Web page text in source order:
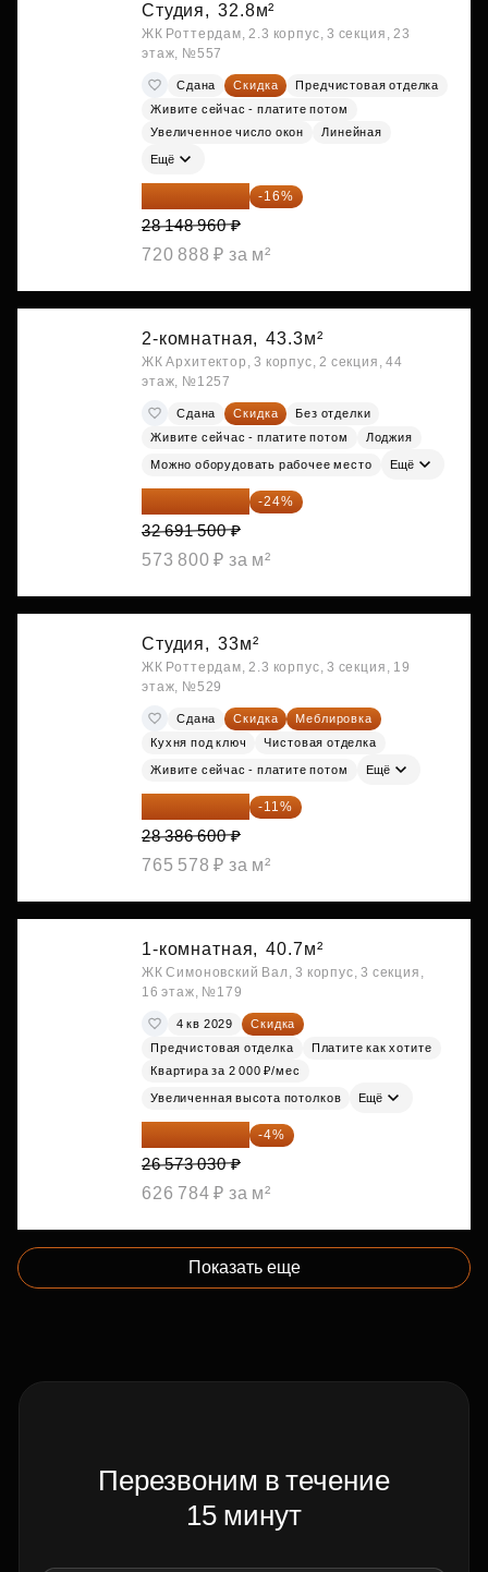
Студия, 32.8м²
ЖК Роттердам, 2.3 корпус, 3 секция, 23
этаж, №557
Сдана Скидка
Предчистовая отделка
Живите сейчас - платите потом
Увеличенное число окон
Линейная
Ещё
23 645 126 ₽ -16%
28 148 960 ₽
720 888 ₽ за м²
2-комнатная, 43.3м²
ЖК Архитектор, 3 корпус, 2 секция, 44
этаж, №1257
Сдана Скидка
Без отделки
Живите сейчас - платите потом
Лоджия
Можно оборудовать рабочее место Ещё
24 845 540 ₽ -24%
32 691 500 ₽
573 800 ₽ за м²
Студия, 33м²
ЖК Роттердам, 2.3 корпус, 3 секция, 19
этаж, №529
Сдана Скидка
Меблировка
Кухня под ключ
Чистовая отделка
Живите сейчас - платите потом Ещё
25 264 074 ₽ -11%
28 386 600 ₽
765 578 ₽ за м²
1-комнатная, 40.7м²
ЖК Симоновский Вал, 3 корпус, 3 секция,
16 этаж, №179
4 кв 2029
Скидка
Предчистовая отделка
Платите как хотите
Квартира за 2 000 ₽/мес
Увеличенная высота потолков Ещё
25 510 109 ₽ -4%
26 573 030 ₽
626 784 ₽ за м²
Показать еще
Перезвоним в течение
15 минут